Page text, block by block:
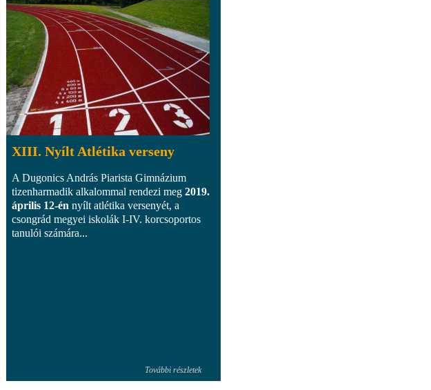
XIII. Nyílt Atlétika verseny
A Dugonics András Piarista Gimnázium
tizenharmadik alkalommal rendezi meg 2019.
április 12-én nyílt atlétika versenyét, a
csongrád megyei iskolák I-IV. korcsoportos
tanulói számára...
További részletek